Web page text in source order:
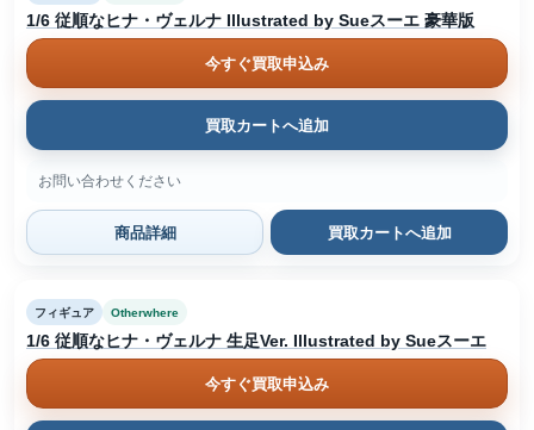
1/6 従順なヒナ・ヴェルナ Illustrated by Sueスーエ 豪華版
今すぐ買取申込み
買取カートへ追加
お問い合わせください
商品詳細 買取カートへ追加
フィギュア Otherwhere
1/6 従順なヒナ・ヴェルナ 生足Ver. Illustrated by Sueスーエ
今すぐ買取申込み